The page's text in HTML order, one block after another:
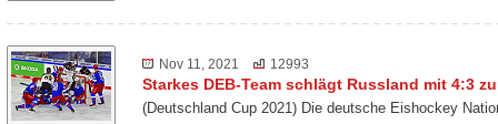
Nov 11, 2021 12993
Starkes DEB-Team schlägt Russland mit 4:3
(Deutschland Cup 2021) Die deutsche Eishockey